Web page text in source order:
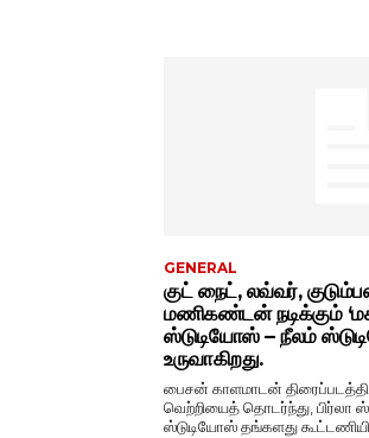
GENERAL
குட் நைட், லவ்வர்,
மணிகண்டன் நடிக்கும்
ஸ்டுடியோஸ் – நீலம்
உருவாகிறது.
பைசன் காளமாடன்
வெற்றியைத் தொடர்ந்து, பிர்லா
ஸ்டுடியோஸ் தங்களது